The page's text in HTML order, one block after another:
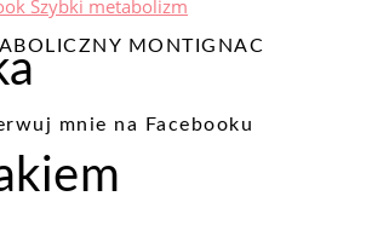
MONTIGNAC
mnie na Facebooku